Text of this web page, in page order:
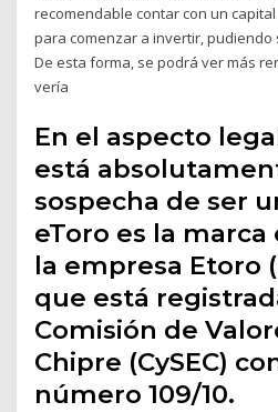
recomendable contar con un
para comenzar a invertir, pudiendo
De esta forma, se podrá ver más
vería
En el aspecto
está
sospecha de ser
eToro es la
la empresa Etoro
que está
Comisión de
Chipre (CySEC)
número 109/10.